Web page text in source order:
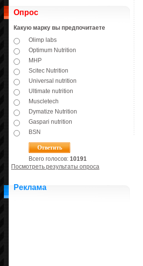
Опрос
Какую марку вы предпочитаете
Olimp labs
Optimum Nutrition
MHP
Scitec Nutrition
Universal nutrition
Ultimate nutrition
Muscletech
Dymatize Nutrition
Gaspari nutrition
BSN
Всего голосов: 10191
Посмотреть результаты опроса
Реклама